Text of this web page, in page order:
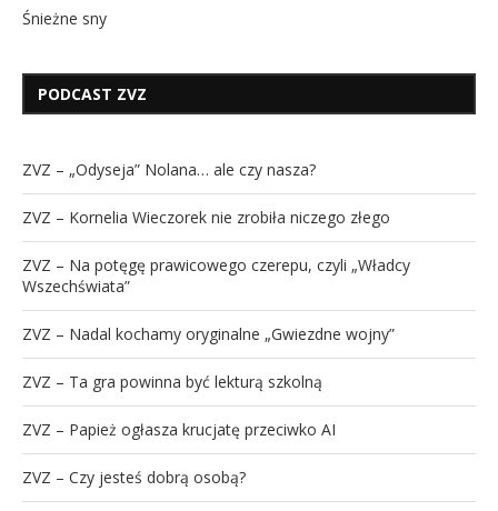
Śnieżne sny
PODCAST ZVZ
ZVZ – „Odyseja” Nolana… ale czy nasza?
ZVZ – Kornelia Wieczorek nie zrobiła niczego złego
ZVZ – Na potęgę prawicowego czerepu, czyli „Władcy
Wszechświata”
ZVZ – Nadal kochamy oryginalne „Gwiezdne wojny”
ZVZ – Ta gra powinna być lekturą szkolną
ZVZ – Papież ogłasza krucjatę przeciwko AI
ZVZ – Czy jesteś dobrą osobą?